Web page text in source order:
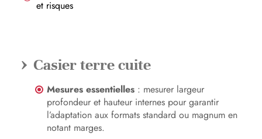
Casier terre cuite
Mesures essentielles : mesurer largeur
profondeur et hauteur internes pour garantir
l’adaptation aux formats standard ou magnum en
notant marges.
et risques